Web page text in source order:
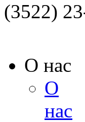
(3522)
О нас
О
нас